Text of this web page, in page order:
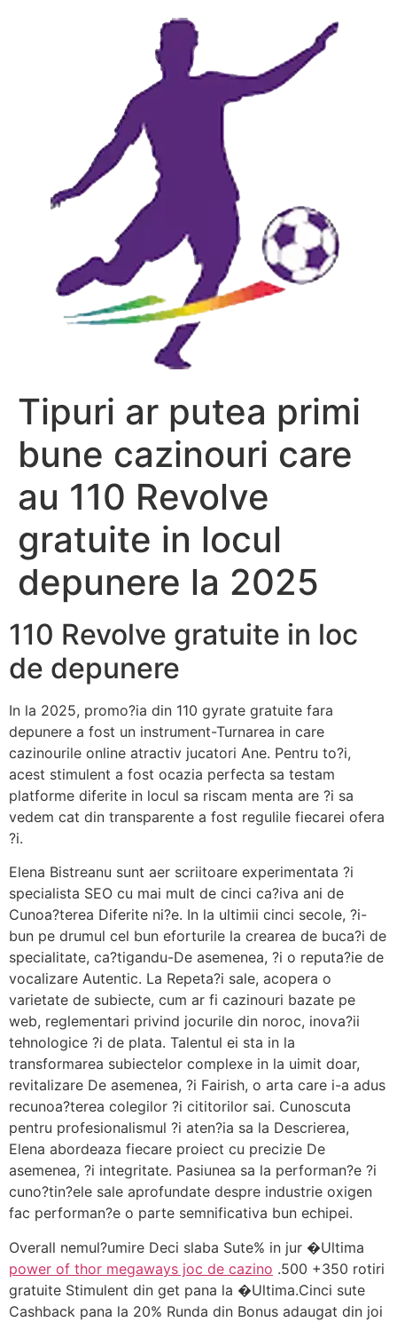
Tipuri ar putea primi
bune cazinouri care
au 110 Revolve
gratuite in locul
depunere la 2025
110 Revolve gratuite in loc
de depunere
In la 2025, promo?ia din 110 gyrate gratuite fara
depunere a fost un instrument-Turnarea in care
cazinourile online atractiv jucatori Ane. Pentru to?i,
acest stimulent a fost ocazia perfecta sa testam
platforme diferite in locul sa riscam menta are ?i sa
vedem cat din transparente a fost regulile fiecarei ofera
?i.
Elena Bistreanu sunt aer scriitoare experimentata ?i
specialista SEO cu mai mult de cinci ca?iva ani de
Cunoa?terea Diferite ni?e. In la ultimii cinci secole, ?i-
bun pe drumul cel bun eforturile la crearea de buca?i de
specialitate, ca?tigandu-De asemenea, ?i o reputa?ie de
vocalizare Autentic. La Repeta?i sale, acopera o
varietate de subiecte, cum ar fi cazinouri bazate pe
web, reglementari privind jocurile din noroc, inova?ii
tehnologice ?i de plata. Talentul ei sta in la
transformarea subiectelor complexe in la uimit doar,
revitalizare De asemenea, ?i Fairish, o arta care i-a adus
recunoa?terea colegilor ?i cititorilor sai. Cunoscuta
pentru profesionalismul ?i aten?ia sa la Descrierea,
Elena abordeaza fiecare proiect cu precizie De
asemenea, ?i integritate. Pasiunea sa la performan?e ?i
cuno?tin?ele sale aprofundate despre industrie oxigen
fac performan?e o parte semnificativa bun echipei.
Overall nemul?umire Deci slaba Sute% in jur �Ultima
power of thor megaways joc de cazino .500 +350 rotiri
gratuite Stimulent din get pana la �Ultima.Cinci sute
Cashback pana la 20% Runda din Bonus adaugat din joi